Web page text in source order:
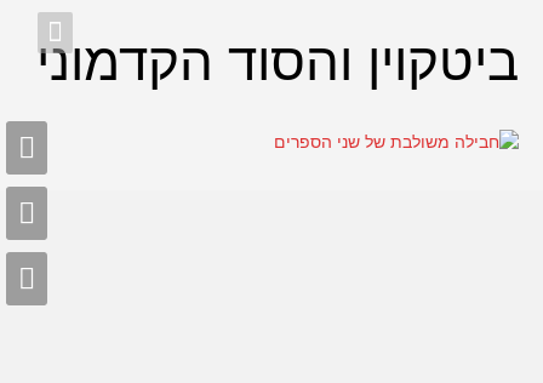
ביטקוין והסוד הקדמוני